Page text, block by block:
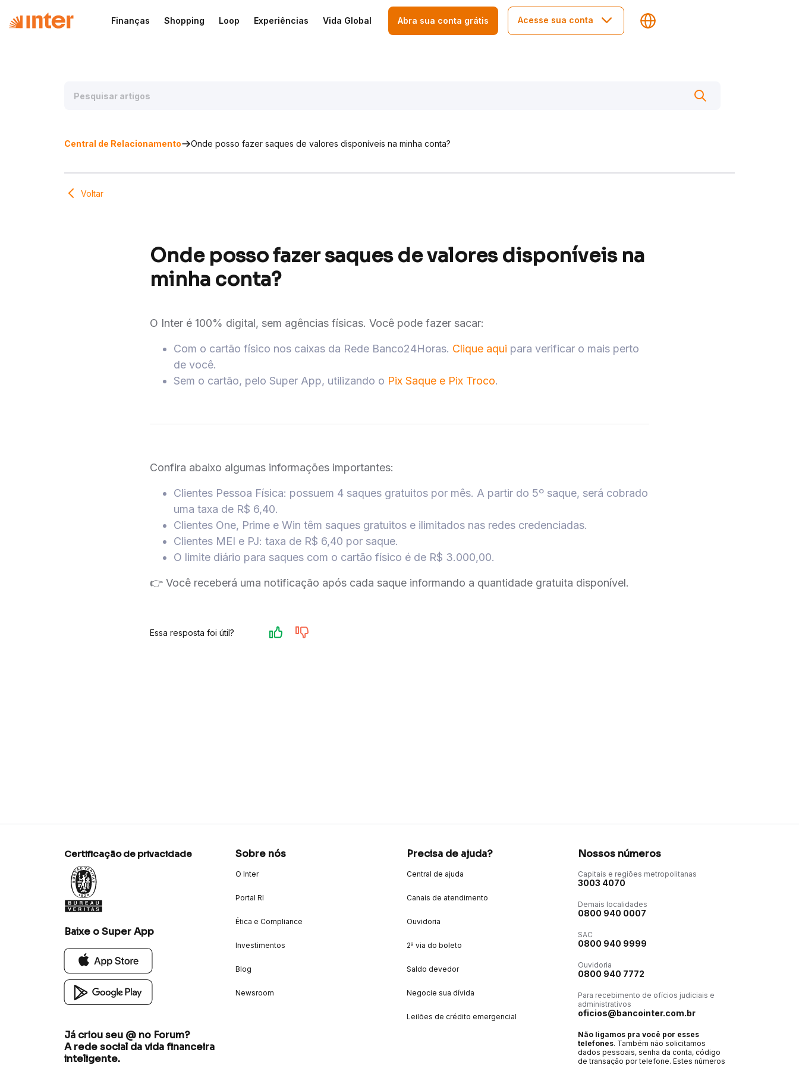
Finanças Shopping Loop Experiências Vida Global Abra sua conta grátis Acesse sua conta
Central de Relacionamento Onde posso fazer saques de valores disponíveis na minha conta?
Voltar
Onde posso fazer saques de valores disponíveis na
minha conta?
O Inter é 100% digital, sem agências físicas. Você pode fazer sacar:
Com o cartão físico nos caixas da Rede Banco24Horas. Clique aqui para verificar o mais perto
de você.
Sem o cartão, pelo Super App, utilizando o Pix Saque e Pix Troco.
Confira abaixo algumas informações importantes:
Clientes Pessoa Física: possuem 4 saques gratuitos por mês. A partir do 5º saque, será cobrado
uma taxa de R$ 6,40.
Clientes One, Prime e Win têm saques gratuitos e ilimitados nas redes credenciadas.
Clientes MEI e PJ: taxa de R$ 6,40 por saque.
O limite diário para saques com o cartão físico é de R$ 3.000,00.
👉 Você receberá uma notificação após cada saque informando a quantidade gratuita disponível.
Essa resposta foi útil?
Certificação de privacidade
Baixe o Super App
Já criou seu @ no Forum?
A rede social da vida financeira
inteligente.
Sobre nós
O Inter
Portal RI
Ética e Compliance
Investimentos
Blog
Newsroom
Precisa de ajuda?
Central de ajuda
Canais de atendimento
Ouvidoria
2ª via do boleto
Saldo devedor
Negocie sua dívida
Leilões de crédito emergencial
Nossos números
Capitais e regiões metropolitanas
3003 4070
Demais localidades
0800 940 0007
SAC
0800 940 9999
Ouvidoria
0800 940 7772
Para recebimento de ofícios judiciais e
administrativos
oficios@bancointer.com.br
Não ligamos pra você por esses
telefones. Também não solicitamos
dados pessoais, senha da conta, código
de transação por telefone. Estes números